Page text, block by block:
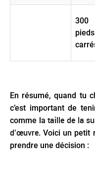
300
pieds
En résumé, quand tu
c’est important de
comme lataille de la
d’œuvre. Voici un petit
prendre une décision :